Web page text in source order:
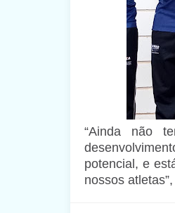
“Ainda não
potencial, e
nossos